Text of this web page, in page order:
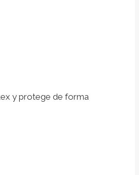
y protege de forma